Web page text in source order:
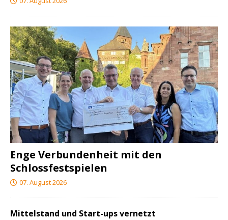
Enge Verbundenheit mit den
Schlossfestspielen
07. August 2026
Mittelstand und Start-ups vernetzt